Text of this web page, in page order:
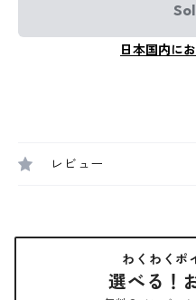
日本国内に
レビュー
わくわくポ
選べる！